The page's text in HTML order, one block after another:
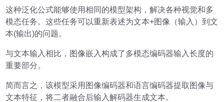
这种泛化公式能够使用相同的模型架构，解决各种视觉和多
模态任务。这些任务可以重新表述为文本+图像（输入）到文
本(输出)的问题。
与文本输入相比，图像嵌入构成了多模态编码器输入长度的
重要部分。
简而言之，该模型采用图像编码器和语言编码器提取图像与
文本特征，将二者融合后输入解码器生成文本。